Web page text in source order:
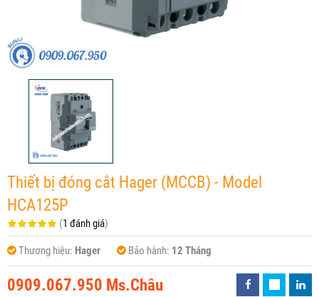
Thiết bị đóng cắt Hager (MCCB) - Model
HCA125P
(1 đánh giá)
Thương hiệu: Hager Bảo hành: 12 Tháng
0909.067.950 Ms.Châu